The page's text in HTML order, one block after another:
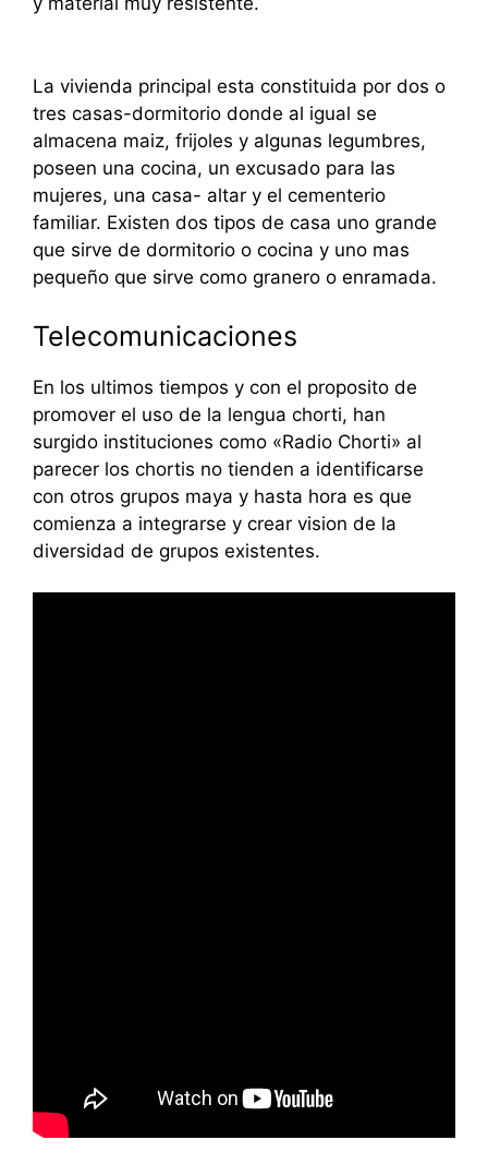
La vivienda principal esta constituida por dos o
tres casas-dormitorio donde al igual se
almacena maiz, frijoles y algunas legumbres,
poseen una cocina, un excusado para las
mujeres, una casa- altar y el cementerio
familiar. Existen dos tipos de casa uno grande
que sirve de dormitorio o cocina y uno mas
pequeño que sirve como granero o enramada.
Telecomunicaciones
En los ultimos tiempos y con el proposito de
promover el uso de la lengua chorti, han
surgido instituciones como «Radio Chorti» al
parecer los chortis no tienden a identificarse
con otros grupos maya y hasta hora es que
comienza a integrarse y crear vision de la
diversidad de grupos existentes.